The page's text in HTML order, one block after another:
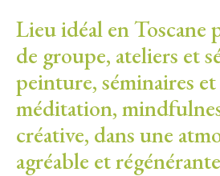
Lieu idéal en Toscane
de groupe, ateliers et
peinture, séminaires
méditation,
créative, dans une
agréable et